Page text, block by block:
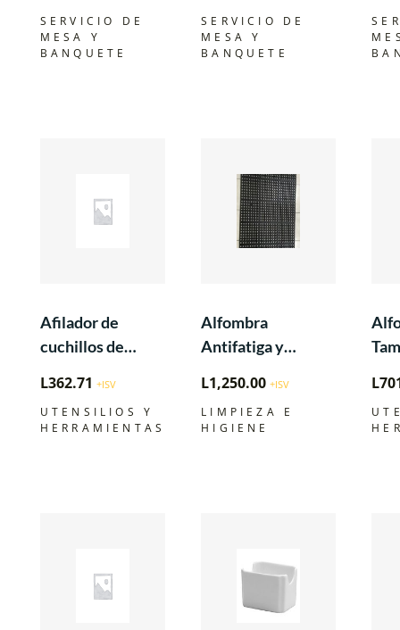
medianoche –
Cal-Mil Plastic «
SERVICIO DE
MESA Y
BANQUETE
negro «
SERVICIO DE
MESA Y
BANQUETE
Afilador de
cuchillos de
L362.71 +ISV
UTENSILIOS Y
HERRAMIENTAS
Alfombra
Antifatiga y
de 3’x5’x3/4″
L1,250.00 +ISV
LIMPIEZA E
HIGIENE
L